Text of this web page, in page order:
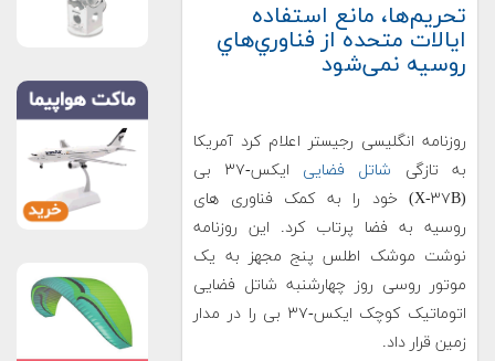
تحريم‌ها، مانع استفاده
ایالات متحده از فناوري‌هاي
روسيه نمی‌شود
روزنامه انگلیسی رجیستر اعلام کرد آمریکا
به تازگی شاتل فضایی
ایکس-۳۷ بی
(X-۳۷B) خود را به کمک فناوری های
روسیه به فضا پرتاب کرد. این روزنامه
نوشت موشک اطلس پنج مجهز به یک
موتور روسی روز چهارشنبه شاتل فضایی
اتوماتیک کوچک ایکس-۳۷ بی را در مدار
زمین قرار داد.